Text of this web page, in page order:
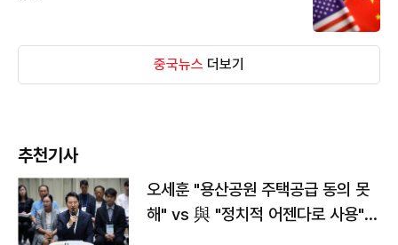
중국뉴스 더보기
추천기사
오세훈 "용산공원 주택공급 동의 못
해" vs 與 "정치적 어젠다로 사용"